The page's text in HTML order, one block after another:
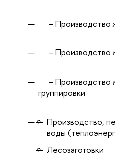
– Производство
– Производство
– Производство
группировки
Производство,
воды
Лесозаготовки